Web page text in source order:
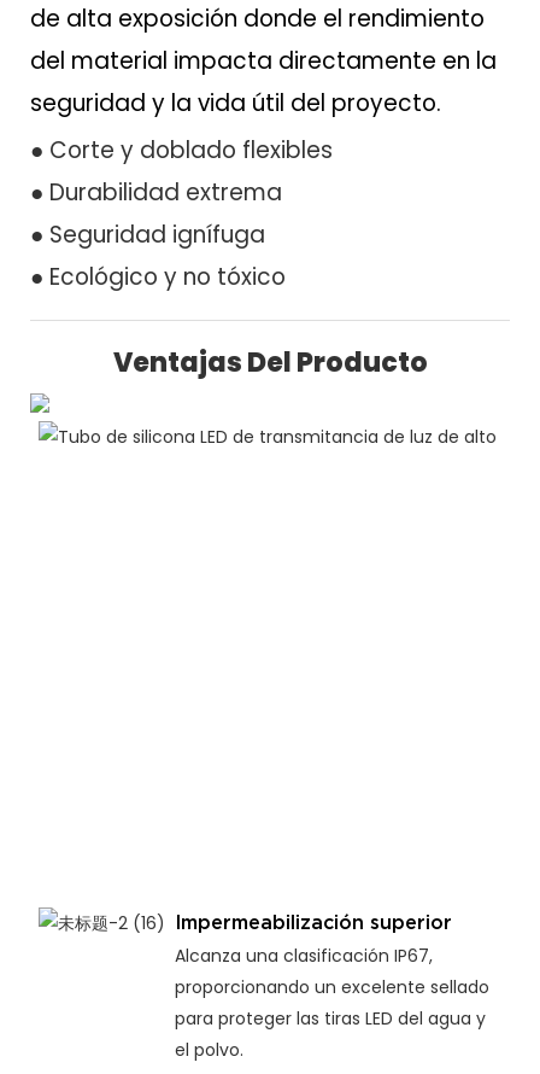
de alta exposición donde el rendimiento
del material impacta directamente en la
seguridad y la vida útil del proyecto.
● Corte y doblado flexibles
● Durabilidad extrema
● Seguridad ignífuga
● Ecológico y no tóxico
Ventajas Del Producto
Impermeabilización superior
Alcanza una clasificación IP67,
proporcionando un excelente sellado
para proteger las tiras LED del agua y
el polvo.